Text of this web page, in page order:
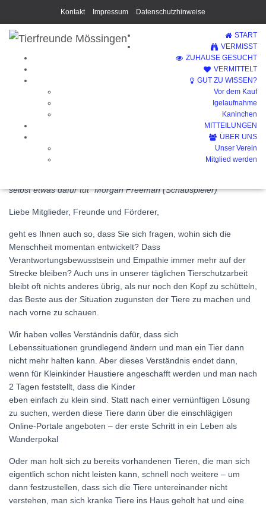
Kontakt Impressum Datenschutzhinweise
START
VERMISST
ZUHAUSE GESUCHT
VERMITTELT
GUT ZU WISSEN?
Vor dem Kauf
Igelaufnahme
Kaninchen
MITTEILUNGEN
ÜBER UNS
Unser Verein
Mitglied werden
selbst etwas dafür tut“ Morgan Freeman (Schauspieler)
Liebe Mitglieder, Freunde und Förderer,
geht es Ihnen auch so, dass Sie sich fragen, wohin sich die
Menschheit momentan entwickelt? Dass
Verantwortungsbewusstsein und Empathie immer mehr auf der
Strecke bleiben? Auch uns in unserer täglichen Tierschutzarbeit
bleibt oft nichts anderes übrig, als nur noch den Kopf zu schütteln,
das Beste aus der Situation zugunsten der Tiere zu machen und
nach vorne zu schauen.
Wir haben volles Verständnis dafür, dass sich
Lebenssituationen grundlegend ändern und man ein Tier dann
nicht mehr halten kann. Aber dieses Verständnis endet dann,
wenn für Kleinkinder Haustiere angeschafft werden und man nach
2 Tagen feststellt, dass die Kinder
eben einfach zu klein sind. Statt nach einer vernünftigen Lösung
zu suchen, werden diese Tiere dann über die einschlägigen
Online-Portale angeboten – der erste Schritt in ein Leben als
Wanderpokal
Oder man holt sich zu bereits vorhandenen Tieren, die man sich
eigentlich schon nicht leisten kann, schnell noch weitere – um
dann festzustellen, dass sich die Tiere untereinander nicht
verstehen, man sich kranke Tiere ins Haus geholt hat und eine